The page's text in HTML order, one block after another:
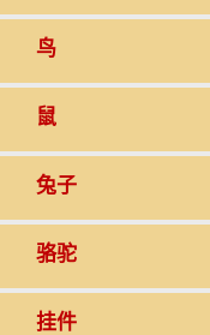
鸟
鼠
兔子
骆驼
挂件